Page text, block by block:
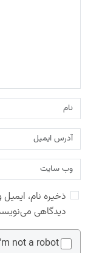
ذخیره نام،
دیدگاهی
not a robot